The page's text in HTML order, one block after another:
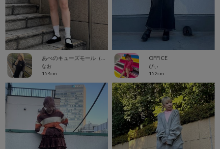
なお
154cm
OFFICE
ぴぃ
152cm